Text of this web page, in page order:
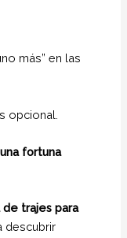
más” en las
opcional.
fortuna
de trajes para
descubrir